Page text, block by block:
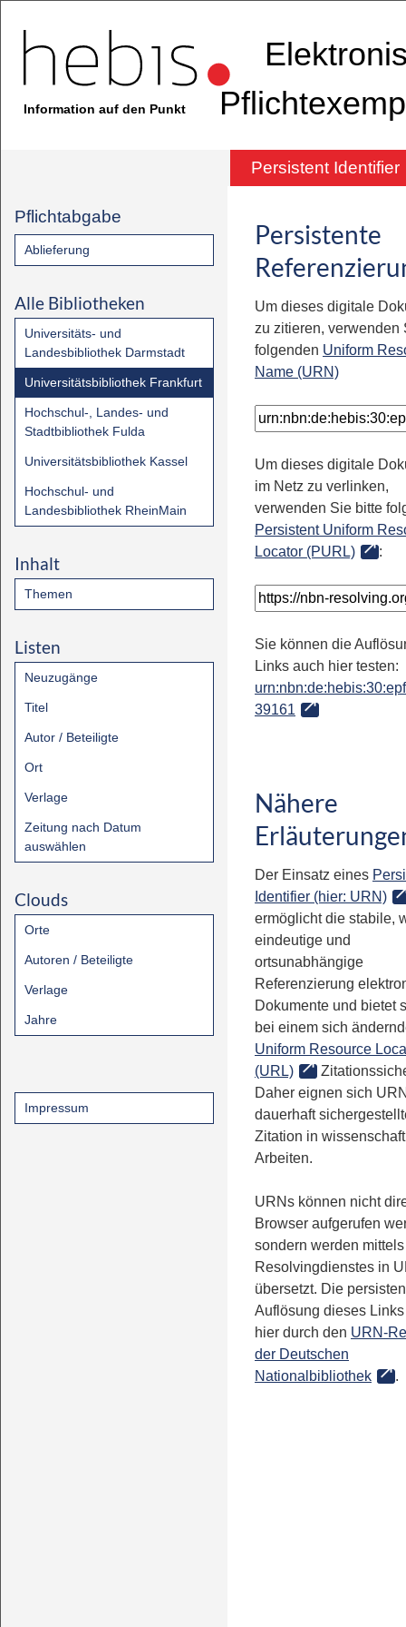
Information auf den Punkt
Persistent Identifier
Pflichtabgabe
Ablieferung
Alle Bibliotheken
Universitäts- und
Landesbibliothek Darmstadt
Universitätsbibliothek Frankfurt
Hochschul-, Landes- und
Stadtbibliothek Fulda
Universitätsbibliothek Kassel
Hochschul- und
Landesbibliothek RheinMain
Inhalt
Themen
Listen
Neuzugänge
Titel
Autor / Beteiligte
Ort
Verlage
Zeitung nach Datum
auswählen
Clouds
Orte
Autoren / Beteiligte
Verlage
Jahre
Impressum
Persistente
Um dieses digitale
zu zitieren, verwenden
folgenden Uniform
Name (URN)
Um dieses digitale
im Netz zu verlinken,
verwenden Sie bitte
Persistent Uniform
Locator (PURL)
:
Sie können die
Links auch hier testen:
39161
Nähere
Der Einsatz eines
Identifier (hier: URN)
ermöglicht die stabile,
eindeutige und
ortsunabhängige
Referenzierung
Dokumente und bietet
bei einem sich
Uniform Resource
(URL)
Daher eignen sich
dauerhaft
Zitation in
Arbeiten.
URNs können nicht
Browser aufgerufen
sondern werden
Resolvingdienstes in
übersetzt. Die
Auflösung dieses
hier durch den URN-
der Deutschen
Nationalbibliothek
.